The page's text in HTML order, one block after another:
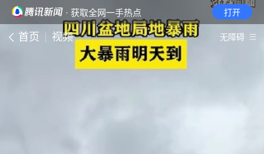
· 获取全网一手热点 打开
首页 视频 无障碍